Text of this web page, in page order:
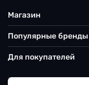
Магазин
Популярные бренды
Для покупателей